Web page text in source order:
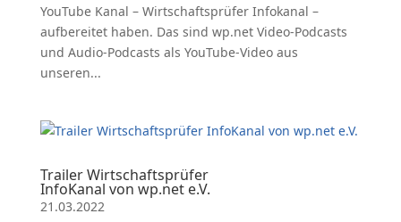
YouTube Kanal – Wirtschaftsprüfer Infokanal –
aufbereitet haben. Das sind wp.net Video-Podcasts
und Audio-Podcasts als YouTube-Video aus
unseren...
Trailer Wirtschaftsprüfer
InfoKanal von wp.net e.V.
21.03.2022